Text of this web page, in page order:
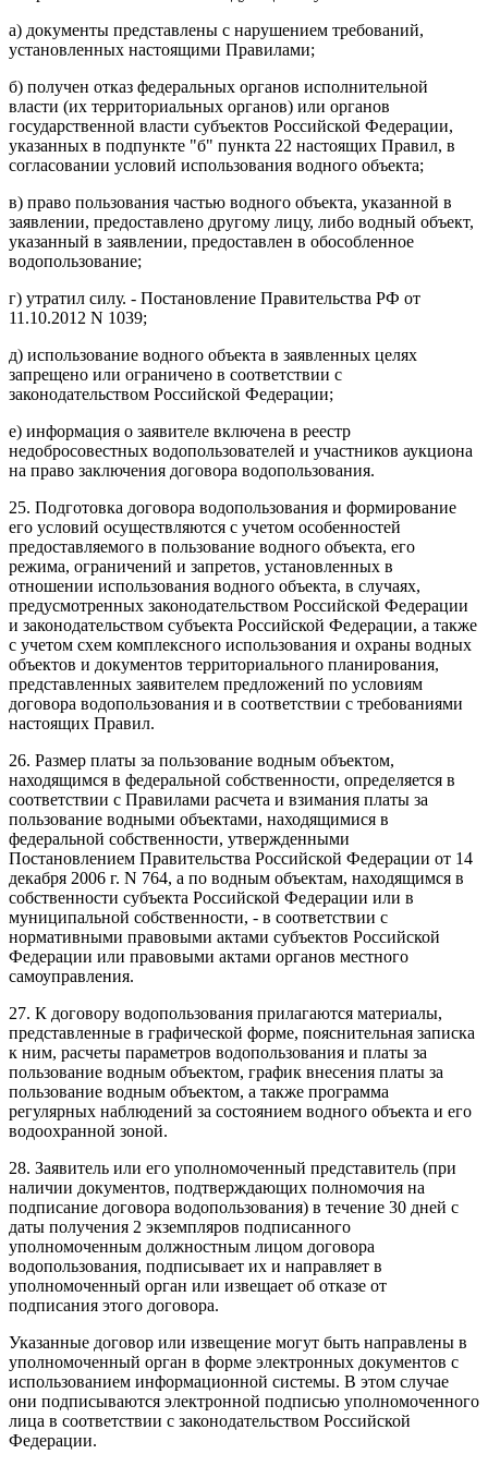
а) документы представлены с нарушением требований,
установленных настоящими Правилами;
б) получен отказ федеральных органов исполнительной
власти (их территориальных органов) или органов
государственной власти субъектов Российской Федерации,
указанных в подпункте "б" пункта 22 настоящих Правил, в
согласовании условий использования водного объекта;
в) право пользования частью водного объекта, указанной в
заявлении, предоставлено другому лицу, либо водный объект,
указанный в заявлении, предоставлен в обособленное
водопользование;
г) утратил силу. - Постановление Правительства РФ от
11.10.2012 N 1039;
д) использование водного объекта в заявленных целях
запрещено или ограничено в соответствии с
законодательством Российской Федерации;
е) информация о заявителе включена в реестр
недобросовестных водопользователей и участников аукциона
на право заключения договора водопользования.
25. Подготовка договора водопользования и формирование
его условий осуществляются с учетом особенностей
предоставляемого в пользование водного объекта, его
режима, ограничений и запретов, установленных в
отношении использования водного объекта, в случаях,
предусмотренных законодательством Российской Федерации
и законодательством субъекта Российской Федерации, а также
с учетом схем комплексного использования и охраны водных
объектов и документов территориального планирования,
представленных заявителем предложений по условиям
договора водопользования и в соответствии с требованиями
настоящих Правил.
26. Размер платы за пользование водным объектом,
находящимся в федеральной собственности, определяется в
соответствии с Правилами расчета и взимания платы за
пользование водными объектами, находящимися в
федеральной собственности, утвержденными
Постановлением Правительства Российской Федерации от 14
декабря 2006 г. N 764, а по водным объектам, находящимся в
собственности субъекта Российской Федерации или в
муниципальной собственности, - в соответствии с
нормативными правовыми актами субъектов Российской
Федерации или правовыми актами органов местного
самоуправления.
27. К договору водопользования прилагаются материалы,
представленные в графической форме, пояснительная записка
к ним, расчеты параметров водопользования и платы за
пользование водным объектом, график внесения платы за
пользование водным объектом, а также программа
регулярных наблюдений за состоянием водного объекта и его
водоохранной зоной.
28. Заявитель или его уполномоченный представитель (при
наличии документов, подтверждающих полномочия на
подписание договора водопользования) в течение 30 дней с
даты получения 2 экземпляров подписанного
уполномоченным должностным лицом договора
водопользования, подписывает их и направляет в
уполномоченный орган или извещает об отказе от
подписания этого договора.
Указанные договор или извещение могут быть направлены в
уполномоченный орган в форме электронных документов с
использованием информационной системы. В этом случае
они подписываются электронной подписью уполномоченного
лица в соответствии с законодательством Российской
Федерации.